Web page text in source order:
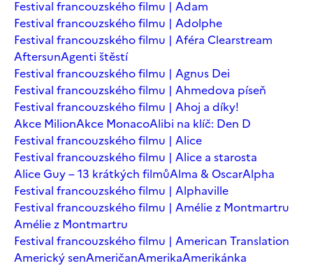
Festival francouzského filmu | Adam
Festival francouzského filmu | Adolphe
Festival francouzského filmu | Aféra Clearstream
AftersunAgenti štěstí
Festival francouzského filmu | Agnus Dei
Festival francouzského filmu | Ahmedova píseň
Festival francouzského filmu | Ahoj a díky!
Akce MilionAkce MonacoAlibi na klíč: Den D
Festival francouzského filmu | Alice
Festival francouzského filmu | Alice a starosta
Alice Guy – 13 krátkých filmůAlma & OscarAlpha
Festival francouzského filmu | Alphaville
Festival francouzského filmu | Amélie z Montmartru
Amélie z Montmartru
Festival francouzského filmu | American Translation
Americký senAmeričanAmerikaAmerikánka